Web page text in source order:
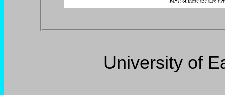
University of